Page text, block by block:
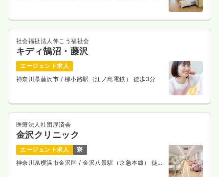
社会福祉法人伸こう福祉会
キディ鵠沼・藤沢
エージェント求人
神奈川県藤沢市 / 柳小路駅（江ノ島電鉄） 徒歩3分
医療法人社団厚済会
金沢クリニック
エージェント求人
寮
神奈川県横浜市金沢区 / 金沢八景駅（京急本線） 徒歩